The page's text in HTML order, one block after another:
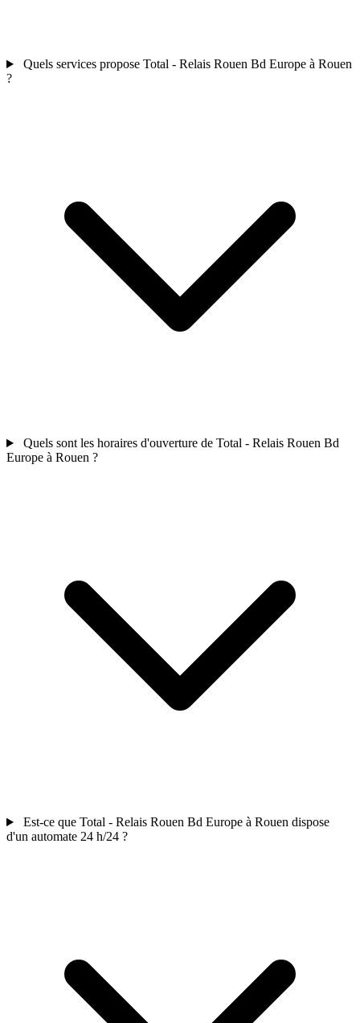
Quels services propose Total - Relais Rouen Bd Europe à Rouen
?
Quels sont les horaires d'ouverture de Total - Relais Rouen Bd
Europe à Rouen ?
Est-ce que Total - Relais Rouen Bd Europe à Rouen dispose
d'un automate 24 h/24 ?